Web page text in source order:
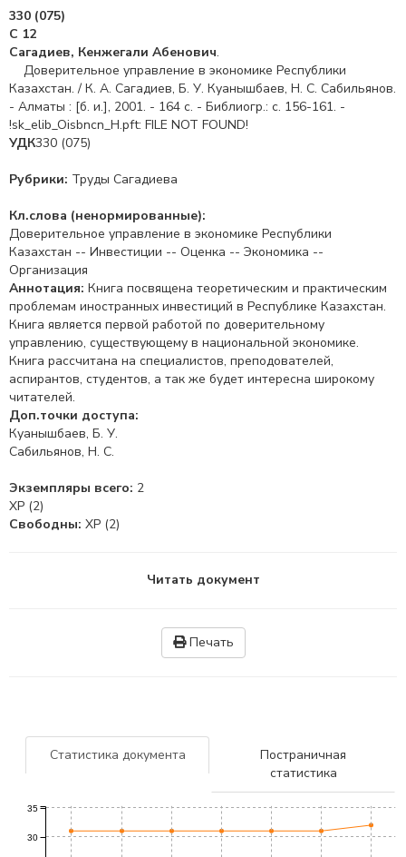
330 (075)
С 12
Сагадиев, Кенжегали Абенович.
Доверительное управление в экономике Республики
Казахстан. / К. А. Сагадиев, Б. У. Куанышбаев, Н. С. Сабильянов.
- Алматы : [б. и.], 2001. - 164 с. - Библиогр.: с. 156-161. -
!sk_elib_Oisbncn_H.pft: FILE NOT FOUND!
УДК330 (075)
Рубрики: Труды Сагадиева
Кл.слова (ненормированные):
Доверительное управление в экономике Республики
Казахстан -- Инвестиции -- Оценка -- Экономика --
Организация
Аннотация: Книга посвящена теоретическим и практическим
проблемам иностранных инвестиций в Республике Казахстан.
Книга является первой работой по доверительному
управлению, существующему в национальной экономике.
Книга рассчитана на специалистов, преподователей,
аспирантов, студентов, а так же будет интересна широкому
читателей.
Доп.точки доступа:
Куанышбаев, Б. У.
Сабильянов, Н. С.
Экземпляры всего: 2
ХР (2)
Свободны: ХР (2)
Читать документ
Печать
Статистика документа
Постраничная
статистика
30
35